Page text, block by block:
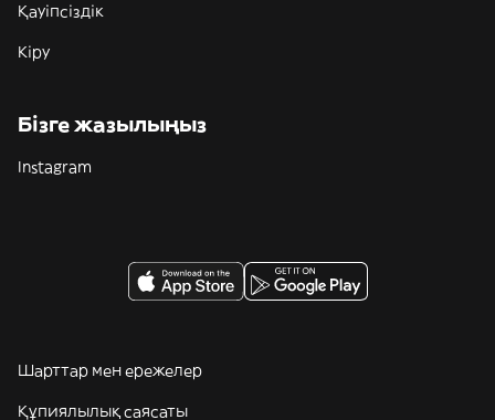
Қауіпсіздік
Кіру
Бізге жазылыңыз
Instagram
Шарттар мен ережелер
Құпиялылық саясаты